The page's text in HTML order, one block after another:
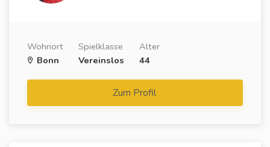
Wohnort
Bonn
Spielklasse
Vereinslos
Alter
44
Zum Profil